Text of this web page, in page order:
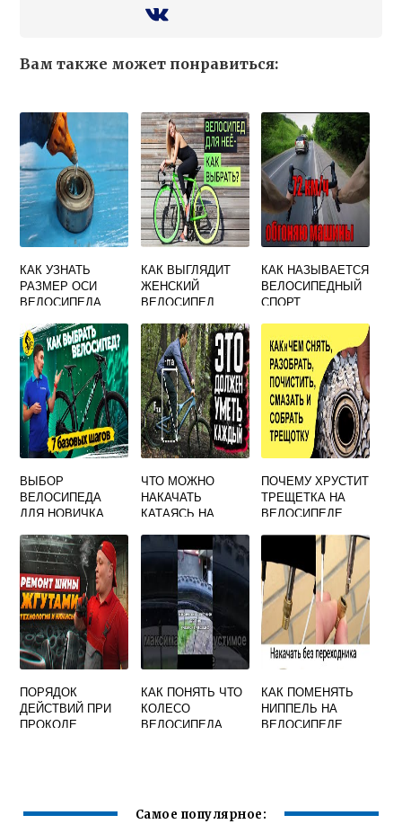
Вам также может понравиться:
КАК УЗНАТЬ
РАЗМЕР ОСИ
ВЕЛОСИПЕДА
КАК ВЫГЛЯДИТ
ЖЕНСКИЙ
ВЕЛОСИПЕД
КАК НАЗЫВАЕТСЯ
ВЕЛОСИПЕДНЫЙ
СПОРТ
ВЫБОР
ВЕЛОСИПЕДА
ДЛЯ НОВИЧКА
ЧТО МОЖНО
НАКАЧАТЬ
КАТАЯСЬ НА
ПОЧЕМУ ХРУСТИТ
ТРЕЩЕТКА НА
ВЕЛОСИПЕДЕ
ПОРЯДОК
ДЕЙСТВИЙ ПРИ
ПРОКОЛЕ
КАК ПОНЯТЬ ЧТО
КОЛЕСО
ВЕЛОСИПЕДА
КАК ПОМЕНЯТЬ
НИППЕЛЬ НА
ВЕЛОСИПЕДЕ
Самое популярное: